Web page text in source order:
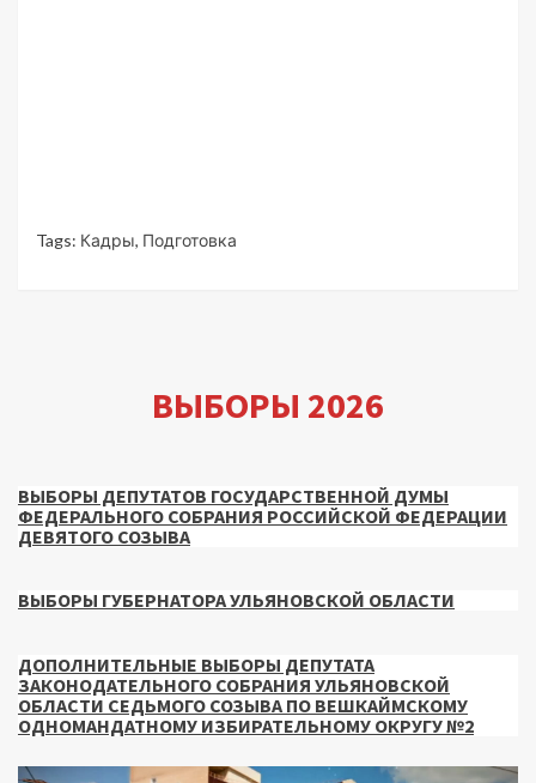
Tags: Кадры, Подготовка
ВЫБОРЫ 2026
ВЫБОРЫ ДЕПУТАТОВ ГОСУДАРСТВЕННОЙ ДУМЫ
ФЕДЕРАЛЬНОГО СОБРАНИЯ РОССИЙСКОЙ ФЕДЕРАЦИИ
ДЕВЯТОГО СОЗЫВА
ВЫБОРЫ ГУБЕРНАТОРА УЛЬЯНОВСКОЙ ОБЛАСТИ
ДОПОЛНИТЕЛЬНЫЕ ВЫБОРЫ ДЕПУТАТА
ЗАКОНОДАТЕЛЬНОГО СОБРАНИЯ УЛЬЯНОВСКОЙ
ОБЛАСТИ СЕДЬМОГО СОЗЫВА ПО ВЕШКАЙМСКОМУ
ОДНОМАНДАТНОМУ ИЗБИРАТЕЛЬНОМУ ОКРУГУ №2